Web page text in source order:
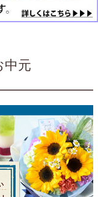
中元